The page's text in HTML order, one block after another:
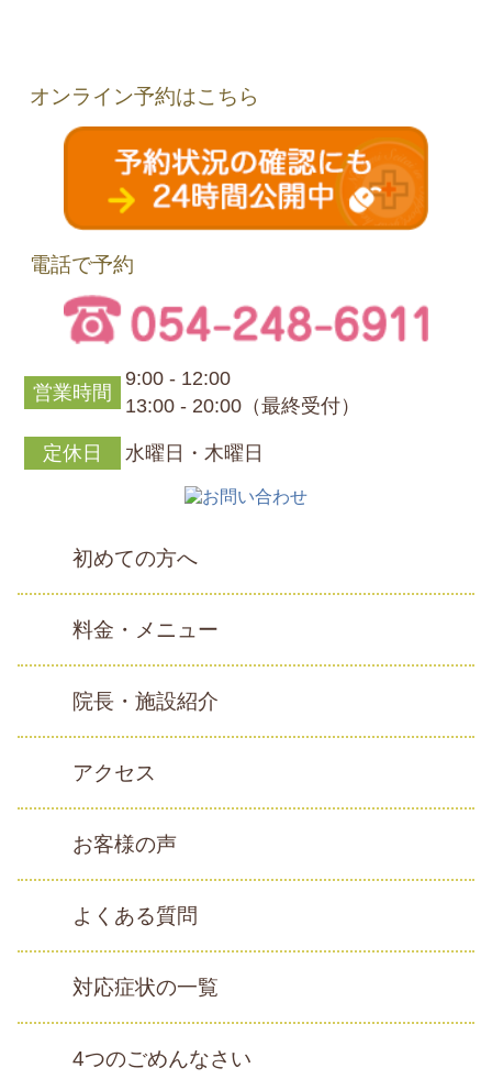
オンライン予約はこちら
電話で予約
営業時間
9:00 - 12:00
13:00 - 20:00（最終受付）
定休日 水曜日・木曜日
初めての方へ
料金・メニュー
院長・施設紹介
アクセス
お客様の声
よくある質問
対応症状の一覧
4つのごめんなさい